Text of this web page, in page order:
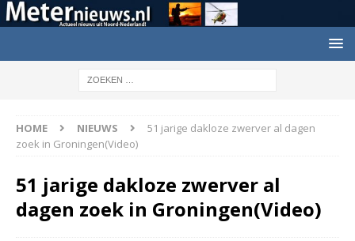
HOME NIEUWS
51 jarige dakloze zwerver al dagen
zoek in Groningen(Video)
51 jarige dakloze zwerver al
dagen zoek in Groningen(Video)